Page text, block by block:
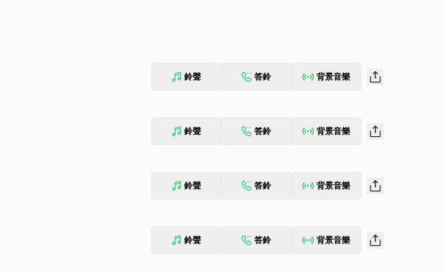
鈴聲 答鈴 背景音樂
鈴聲 答鈴 背景音樂
鈴聲 答鈴 背景音樂
鈴聲 答鈴 背景音樂